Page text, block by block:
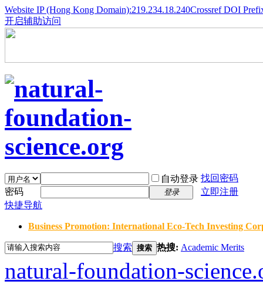
Website IP (Hong Kong Domain):219.234.18.240Crossref DOI
开启辅助访问
自动登录 找回密码
密码
登录
立即注册
快捷导航
Business Promotion: International Eco-Tech Investing
搜索 搜索 热搜: Academic Merits
natural-foundation-